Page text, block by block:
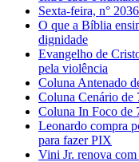
Sexta-feira, n° 2036
O que a Bíblia
dignidade
Evangelho de
pela violência
Coluna Antenado
Coluna Cenário de
Coluna In Foco de
Leonardo compra
para fazer PIX
Vini Jr. renova